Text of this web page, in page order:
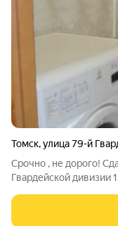
Томск,улица 79-й
Срочно , не дорого!
Гвардейской дивизии
места . Рядом
Всего 19 т.р. +с+в .